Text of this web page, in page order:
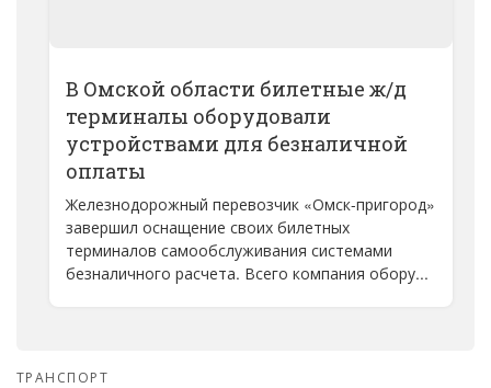
В Омской области билетные ж/д
терминалы оборудовали
устройствами для безналичной
оплаты
Железнодорожный перевозчик «Омск-пригород»
завершил оснащение своих билетных
терминалов самообслуживания системами
безналичного расчета. Всего компания обору...
ТРАНСПОРТ